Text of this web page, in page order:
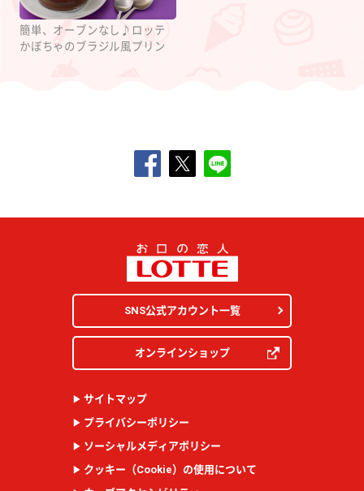
簡単、オーブンなし♪ロッテ
かぼちゃのブラジル風プリン
SNS公式アカウント一覧
オンラインショップ
サイトマップ
プライバシーポリシー
ソーシャルメディアポリシー
クッキー（Cookie）の使用について